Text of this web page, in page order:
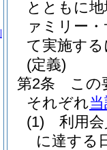
とともに
ァミリー
て実施す
(定義)
第2条
この
それぞれ
(1)
利用
に達する